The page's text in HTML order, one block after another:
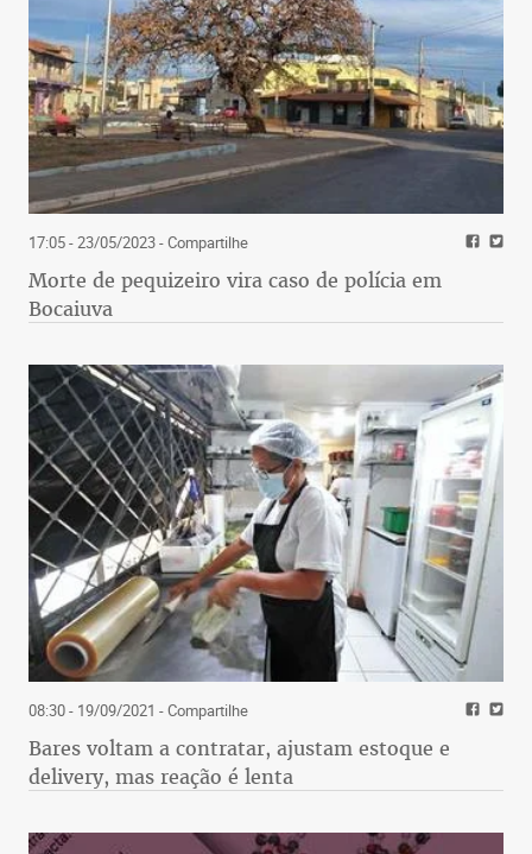
17:05 - 23/05/2023- Compartilhe
Morte de pequizeiro vira caso de polícia em
Bocaiuva
08:30 - 19/09/2021 - Compartilhe
Bares voltam a contratar, ajustam estoque e
delivery, mas reação é lenta